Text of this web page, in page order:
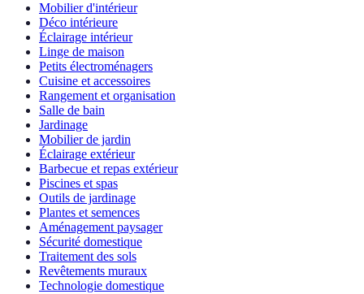
Mobilier d'intérieur
Déco intérieure
Éclairage intérieur
Linge de maison
Petits électroménagers
Cuisine et accessoires
Rangement et organisation
Salle de bain
Jardinage
Mobilier de jardin
Éclairage extérieur
Barbecue et repas extérieur
Piscines et spas
Outils de jardinage
Plantes et semences
Aménagement paysager
Sécurité domestique
Traitement des sols
Revêtements muraux
Technologie domestique